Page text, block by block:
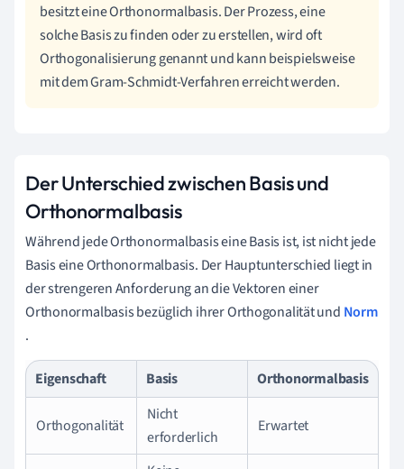
besitzt eine Orthonormalbasis. Der Prozess, eine
solche Basis zu finden oder zu erstellen, wird oft
Orthogonalisierung genannt und kann beispielsweise
mit dem Gram-Schmidt-Verfahren erreicht werden.
Der Unterschied zwischen Basis und
Orthonormalbasis
Während jede Orthonormalbasis eine Basis ist, ist nicht jede
Basis eine Orthonormalbasis. Der Hauptunterschied liegt in
der strengeren Anforderung an die Vektoren einer
Orthonormalbasis bezüglich ihrer Orthogonalität und Norm
.
Eigenschaft Basis Orthonormalbasis
Orthogonalität
Nicht
erforderlich
Erwartet